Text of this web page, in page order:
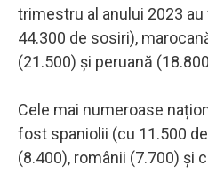
trimestru al anului 2023
44.300 de sosiri),
(21.500) și peruană
Cele mai numeroase
fost spaniolii (cu 11.500
(8.400), românii (7.700) și